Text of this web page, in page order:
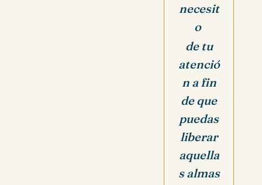
necesit
o
de tu
atenció
n a fin
de que
puedas
liberar
aquella
s almas